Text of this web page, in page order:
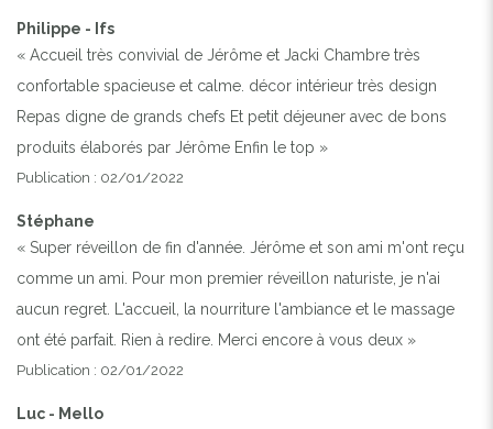
Philippe - Ifs
« Accueil très convivial de Jérôme et Jacki Chambre très
confortable spacieuse et calme. décor intérieur très design
Repas digne de grands chefs Et petit déjeuner avec de bons
produits élaborés par Jérôme Enfin le top »
Publication : 02/01/2022
Stéphane
« Super réveillon de fin d'année. Jérôme et son ami m'ont reçu
comme un ami. Pour mon premier réveillon naturiste, je n'ai
aucun regret. L'accueil, la nourriture l'ambiance et le massage
ont été parfait. Rien à redire. Merci encore à vous deux »
Publication : 02/01/2022
Luc - Mello